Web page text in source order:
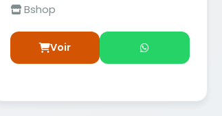
Bshop
Voir